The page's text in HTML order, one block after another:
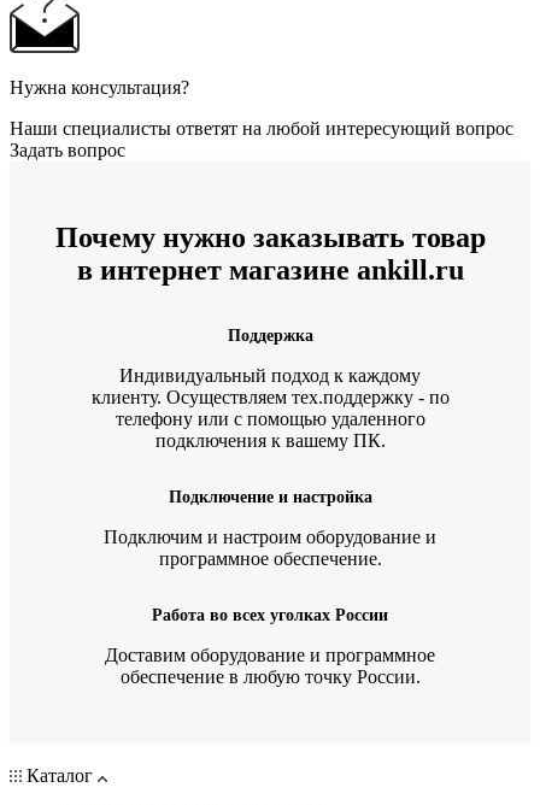
Нужна консультация?
Наши специалисты ответят на любой интересующий вопрос
Задать вопрос
Почему нужно заказывать товар
в интернет магазине ankill.ru
Поддержка
Индивидуальный подход к каждому
клиенту. Осуществляем тех.поддержку - по
телефону или с помощью удаленного
подключения к вашему ПК.
Подключение и настройка
Подключим и настроим оборудование и
программное обеспечение.
Работа во всех уголках России
Доставим оборудование и программное
обеспечение в любую точку России.
Каталог